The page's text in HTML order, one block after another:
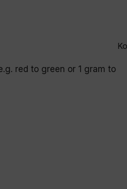
red to green or 1 gram to